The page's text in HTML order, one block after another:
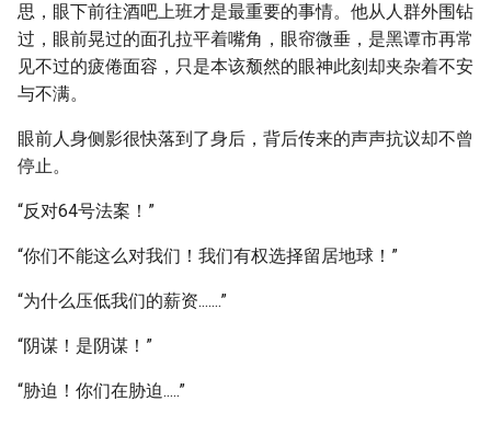
思，眼下前往酒吧上班才是最重要的事情。他从人群外围钻
过，眼前晃过的面孔拉平着嘴角，眼帘微垂，是黑谭市再常
见不过的疲倦面容，只是本该颓然的眼神此刻却夹杂着不安
与不满。
眼前人身侧影很快落到了身后，背后传来的声声抗议却不曾
停止。
“反对64号法案！”
“你们不能这么对我们！我们有权选择留居地球！”
“为什么压低我们的薪资.......”
“阴谋！是阴谋！”
“胁迫！你们在胁迫.....”